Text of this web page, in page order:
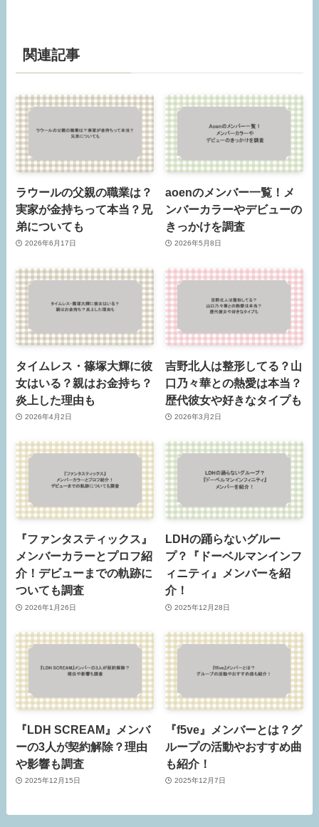
関連記事
ラウールの父親の職業は？
実家が金持ちって本当？兄
弟についても
2026年6月17日
aoenのメンバー一覧！メ
ンバーカラーやデビューの
きっかけを調査
2026年5月8日
タイムレス・篠塚大輝に彼
女はいる？親はお金持ち？
炎上した理由も
2026年4月2日
吉野北人は整形してる？山
口乃々華との熱愛は本当？
歴代彼女や好きなタイプも
2026年3月2日
『ファンタスティックス』
メンバーカラーとプロフ紹
介！デビューまでの軌跡に
ついても調査
2026年1月26日
LDHの踊らないグルー
プ？『ドーベルマンインフ
ィニティ』メンバーを紹
介！
2025年12月28日
『LDH SCREAM』メンバ
ーの3人が契約解除？理由
や影響も調査
2025年12月15日
『f5ve』メンバーとは？グ
ループの活動やおすすめ曲
も紹介！
2025年12月7日